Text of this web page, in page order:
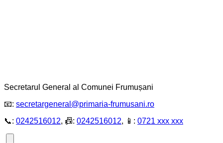
Secretarul General al Comunei Frumușani
📧: secretargeneral@primaria-frumusani.ro
📞: 0242516012, 📠: 0242516012, 📱: 0721 xxx xxx